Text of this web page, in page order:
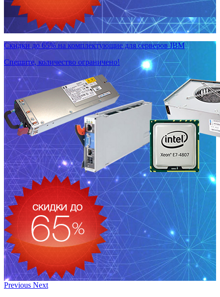
Скидки до 65% на комплектующие для серверов IBM
Спешите, количество ограничено!
Previous Next